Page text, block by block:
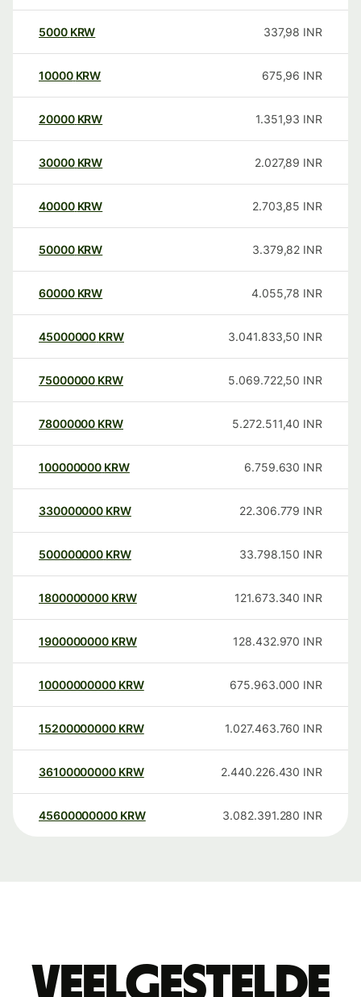
5000 KRW 337,98 INR
10000 KRW 675,96 INR
20000 KRW 1.351,93 INR
30000 KRW 2.027,89 INR
40000 KRW 2.703,85 INR
50000 KRW 3.379,82 INR
60000 KRW 4.055,78 INR
45000000 KRW 3.041.833,50 INR
75000000 KRW 5.069.722,50 INR
78000000 KRW 5.272.511,40 INR
100000000 KRW 6.759.630 INR
330000000 KRW 22.306.779 INR
500000000 KRW 33.798.150 INR
1800000000 KRW 121.673.340 INR
1900000000 KRW 128.432.970 INR
10000000000 KRW 675.963.000 INR
15200000000 KRW 1.027.463.760 INR
36100000000 KRW 2.440.226.430 INR
45600000000 KRW 3.082.391.280 INR
Veelgestelde